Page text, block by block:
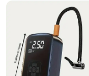
for Versatility
changer for those who
needs. Its compact and
inflating items